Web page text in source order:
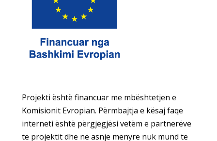
Projekti është financuar me mbështetjen e
Komisionit Evropian. Përmbajtja e kësaj faqe
interneti është përgjegjësi vetëm e partnerëve
të projektit dhe në asnjë mënyrë nuk mund të